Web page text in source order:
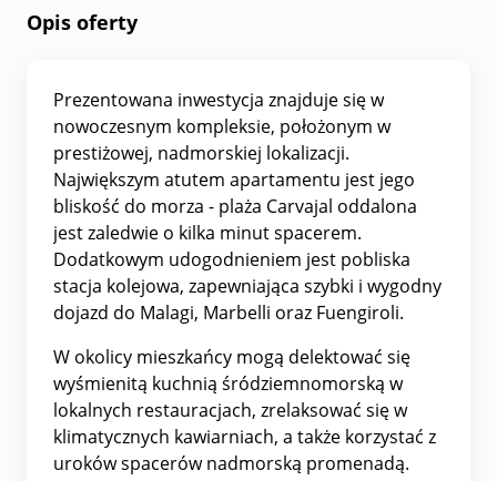
Opis oferty
Prezentowana inwestycja znajduje się w
nowoczesnym kompleksie, położonym w
prestiżowej, nadmorskiej lokalizacji.
Największym atutem apartamentu jest jego
bliskość do morza - plaża Carvajal oddalona
jest zaledwie o kilka minut spacerem.
Dodatkowym udogodnieniem jest pobliska
stacja kolejowa, zapewniająca szybki i wygodny
dojazd do Malagi, Marbelli oraz Fuengiroli.
W okolicy mieszkańcy mogą delektować się
wyśmienitą kuchnią śródziemnomorską w
lokalnych restauracjach, zrelaksować się w
klimatycznych kawiarniach, a także korzystać z
uroków spacerów nadmorską promenadą.